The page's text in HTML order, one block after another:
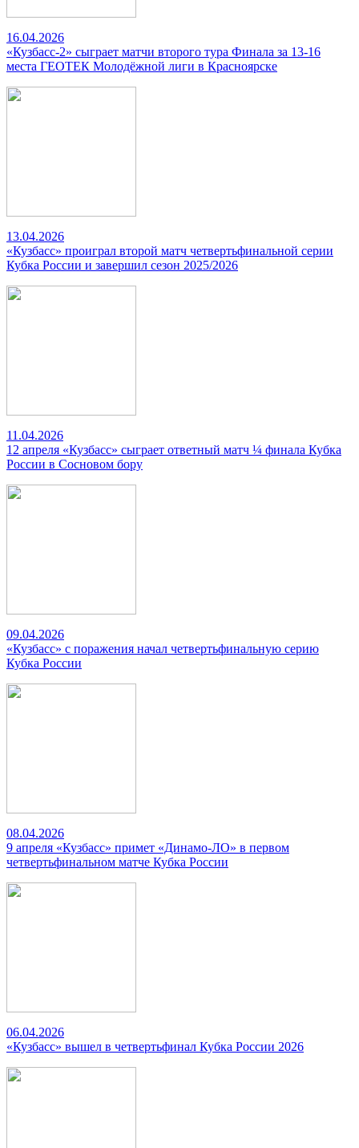
16.04.2026
«Кузбасс-2» сыграет матчи второго тура Финала за 13-16
места ГЕОТЕК Молодёжной лиги в Красноярске
13.04.2026
«Кузбасс» проиграл второй матч четвертьфинальной серии
Кубка России и завершил сезон 2025/2026
11.04.2026
12 апреля «Кузбасс» сыграет ответный матч ¼ финала Кубка
России в Сосновом бору
09.04.2026
«Кузбасс» с поражения начал четвертьфинальную серию
Кубка России
08.04.2026
9 апреля «Кузбасс» примет «Динамо-ЛО» в первом
четвертьфинальном матче Кубка России
06.04.2026
«Кузбасс» вышел в четвертьфинал Кубка России 2026